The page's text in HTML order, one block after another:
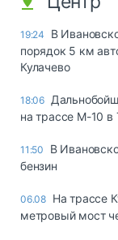
19:24
В
порядок 5 км
Кулачево
18:06
на трассе М-10 в
11:50
В
бензин
06.08 На трассе
метровый мост